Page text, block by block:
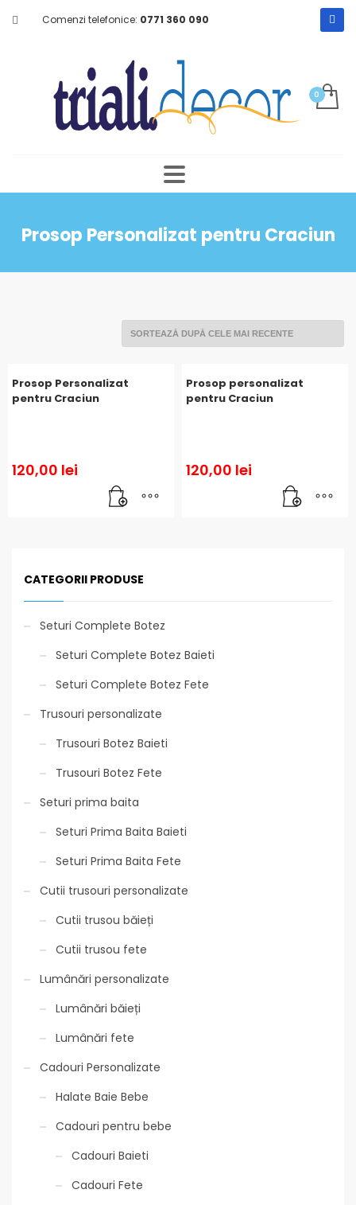
Comenzi telefonice: 0771 360 090
Prosop Personalizat pentru Craciun
Prosop Personalizat
pentru Craciun
120,00 lei
Prosop personalizat
pentru Craciun
120,00 lei
CATEGORII PRODUSE
Seturi Complete Botez
Seturi Complete Botez Baieti
Seturi Complete Botez Fete
Trusouri personalizate
Trusouri Botez Baieti
Trusouri Botez Fete
Seturi prima baita
Seturi Prima Baita Baieti
Seturi Prima Baita Fete
Cutii trusouri personalizate
Cutii trusou băieți
Cutii trusou fete
Lumânări personalizate
Lumânări băieți
Lumânări fete
Cadouri Personalizate
Halate Baie Bebe
Cadouri pentru bebe
Cadouri Baieti
Cadouri Fete